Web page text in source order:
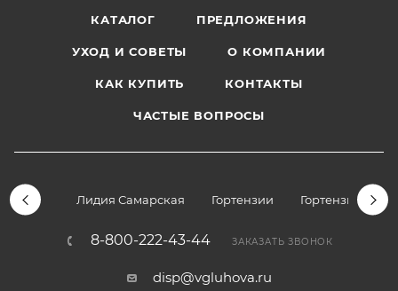
КАТАЛОГ ПРЕДЛОЖЕНИЯ
УХОД И СОВЕТЫ О КОМПАНИИ
КАК КУПИТЬ КОНТАКТЫ
ЧАСТЫЕ ВОПРОСЫ
Лидия Самарская Гортензии Гортензии
8-800-222-43-44 ЗАКАЗАТЬ ЗВОНОК
disp@vgluhova.ru